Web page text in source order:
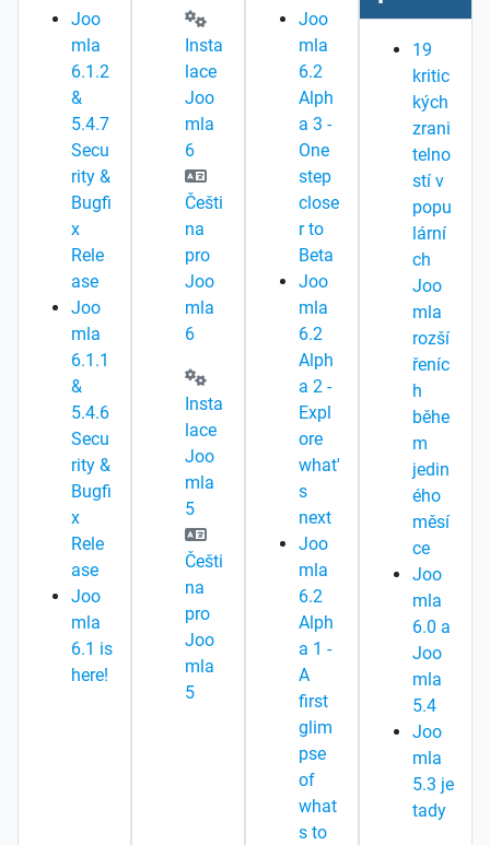
Joo
mla
6.1.2
&
5.4.7
Secu
rity &
Bugfi
x
Rele
ase
Joo
mla
6.1.1
&
5.4.6
Secu
rity &
Bugfi
x
Rele
ase
Joo
mla
6.1 is
here!
Insta
lace
Joo
mla
6
Češti
na
pro
Joo
mla
6
Insta
lace
Joo
mla
5
Češti
na
pro
Joo
mla
5
Joo
mla
6.2
Alph
a 3 -
One
step
close
r to
Beta
Joo
mla
6.2
Alph
a 2 -
Expl
ore
what'
s
next
Joo
mla
6.2
Alph
a 1 -
A
first
glim
pse
of
what
s to
19
kritic
kých
zrani
telno
stí v
popu
lární
ch
Joo
mla
rozší
řeníc
h
běhe
m
jedin
ého
měsí
ce
Joo
mla
6.0 a
Joo
mla
5.4
Joo
mla
5.3 je
tady